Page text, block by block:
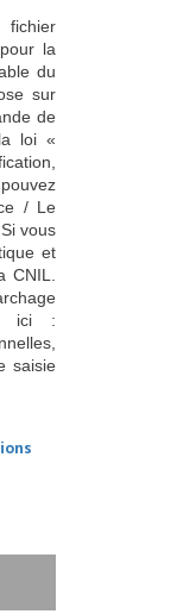
fichier
la
du
sur
de
loi «
/ Le
vous
et
ici :
saisie